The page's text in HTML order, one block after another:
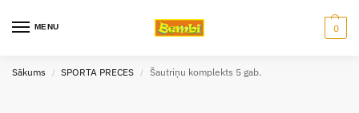
MENU 0
Sākums / SPORTA PRECES / Šautriņu komplekts 5 gab.